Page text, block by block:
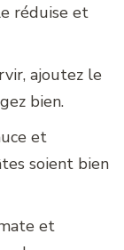
réduise et
ajoutez le
bien.
et
soient bien
et